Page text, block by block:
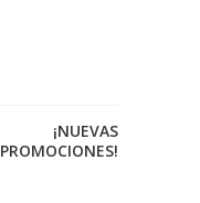
¡NUEVAS
PROMOCIONES!